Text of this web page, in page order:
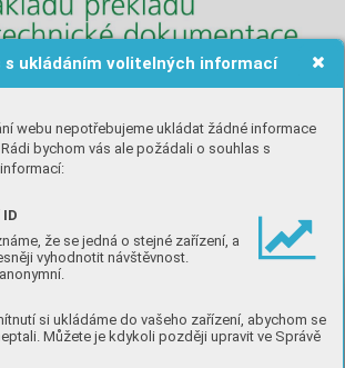
s ukládáním volitelných informací
webu nepotřebujeme ukládat žádné informace
bychom vás ale požádali o souhlas s
že se jedná o stejné zařízení, a
vyhodnotit návštěvnost.
si ukládáme do vašeho zařízení, abychom se
Můžete je kdykoli později upravit ve Správě